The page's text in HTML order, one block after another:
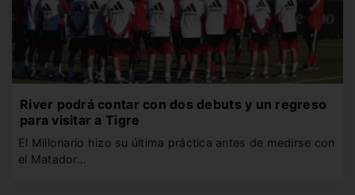
River podrá contar con dos debuts y un regreso
para visitar a Tigre
El Millonario hizo su última práctica antes de medirse con
el Matador…